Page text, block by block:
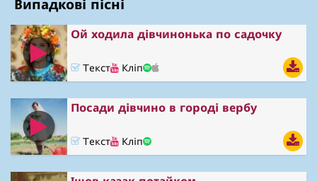
Випадкові пісні
Ой ходила дівчинонька по садочку
Текст Кліп
Посади дівчино в городі вербу
Текст Кліп